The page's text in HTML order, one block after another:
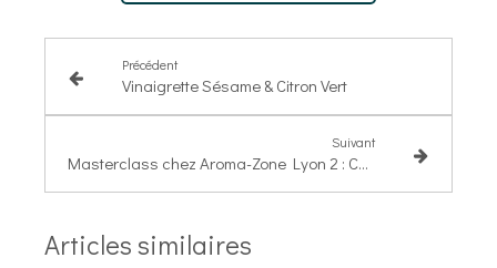
Précédent
Vinaigrette Sésame & Citron Vert
Suivant
Masterclass chez Aroma-Zone Lyon 2 : Comment Booster son Système Immunitaire
Articles similaires